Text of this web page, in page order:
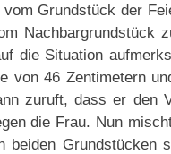
Grundstück der
Nachbargrundstück
die Situation
von 46 Zentimetern
zuruft, dass er den
die Frau. Nun
beiden Grundstücken